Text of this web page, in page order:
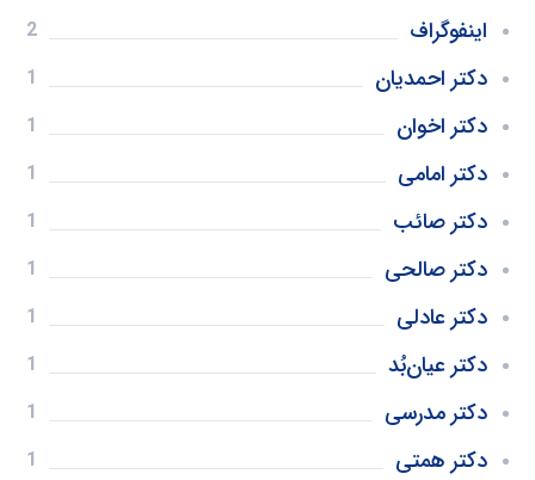
اینفوگراف 2
دکتر احمدیان 1
دکتر اخوان 1
دکتر امامی 1
دکتر صائب 1
دکتر صالحی 1
دکتر عادلی 1
دکتر عیان‌بُد 1
دکتر مدرسی 1
دکتر همتی 1